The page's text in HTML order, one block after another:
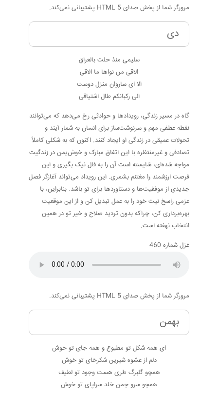
مرورگر شما از پخش صدای HTML 5 پشتیبانی نمی‌کند.
دی
سلیمی منذ حلت بالعراق
الاقی من نواها ما الاقی
الا ای ساروان منزل دوست
الی رکبانکم طال اشتیاقی
گاه در مسیر زندگی، رویدادها و حوادثی رخ می‌دهد که می‌توانند
نقطه عطفی مهم و سرنوشت‌ساز برای انسان به شمار آیند و
تحولات عمیقی در زندگی او ایجاد کنند. اکنون که به شکلی کاملاً
تصادفی و غیرمنتظره با این اتفاق مبارک و خوش‌یمن در زندگیت
مواجه شده‌ای، شایسته است آن را به فال نیک بگیری و این
فرصت ارزشمند را مغتنم بشمری. این رویداد می‌تواند آغازگر فصل
جدیدی از موفقیت‌ها و دستاوردها برای تو باشد. بنابراین، با
عزمی راسخ نیت خود را به عمل تبدیل کن و از این موقعیت
بهره‌برداری کن، چراکه بدون تردید صلاح و خیر تو در همین
انتخاب نهفته است.
غزل شماره 460
مرورگر شما از پخش صدای HTML 5 پشتیبانی نمی‌کند.
بهمن
ای همه شکل تو مطبوع و همه جای تو خوش
دلم از عشوه شیرین شکرخای تو خوش
همچو گلبرگ طری هست وجود تو لطیف
همچو سرو چمن خلد سراپای تو خوش